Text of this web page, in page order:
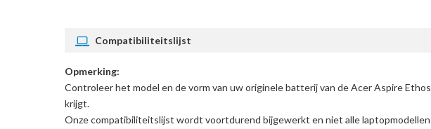
Compatibiliteitslijst
Opmerking:
Controleer het model en de vorm van uw originele batterij van de Acer Aspire
krijgt.
Onze compatibiliteitslijst wordt voortdurend bijgewerkt en niet alle